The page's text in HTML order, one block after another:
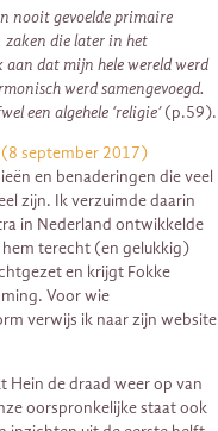
nooit gevoelde primaire
zaken die later in het
dat mijn hele wereld werd
werd samengevoegd.
een algehele ‘religie’(p.59).
(8 september 2017)
en benaderingen die veel
zijn. Ik verzuimde daarin
in Nederland ontwikkelde
hem terecht (en gelukkig)
en krijgt Fokke
Voor wie
verwijs ik naar zijn website
Hein de draad weer op van
oorspronkelijke staat ook